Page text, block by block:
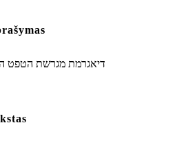
דיאגרמת מגרשת הטפט